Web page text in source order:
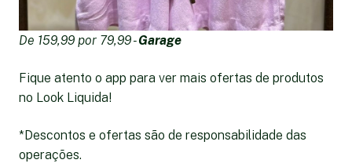
De 159,99 por 79,99 -Garage
Fique atento o app para ver mais ofertas de produtos
no Look Liquida!
*Descontos e ofertas são de responsabilidade das
operações.